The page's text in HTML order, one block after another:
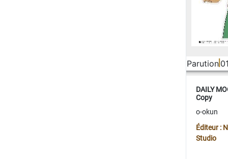
Parution
DAILY
Copy
o-okun
Éditeur :
Studio